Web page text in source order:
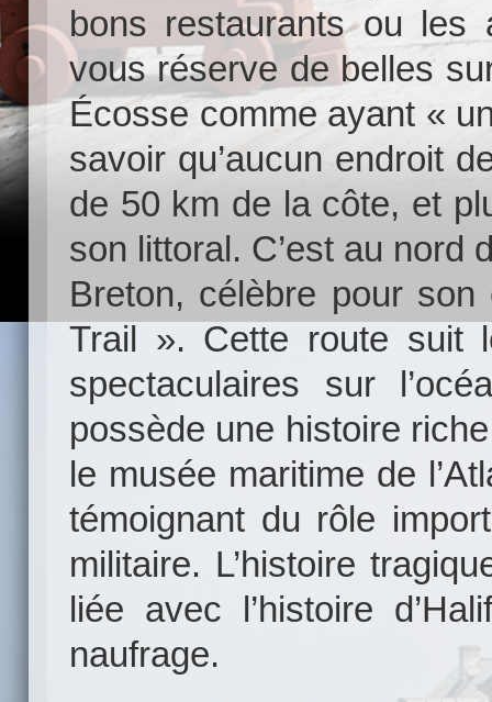
bons restaurants ou
vous réserve de belles
Écosse comme ayant «
savoir qu’aucun endroit
de 50 km de la côte, et
son littoral. C’est au nord
Breton, célèbre pour
Trail ». Cette route suit
spectaculaires sur
possède une histoire
le musée maritime de
témoignant du rôle
militaire. L’histoire
liée avec l’histoire
naufrage.